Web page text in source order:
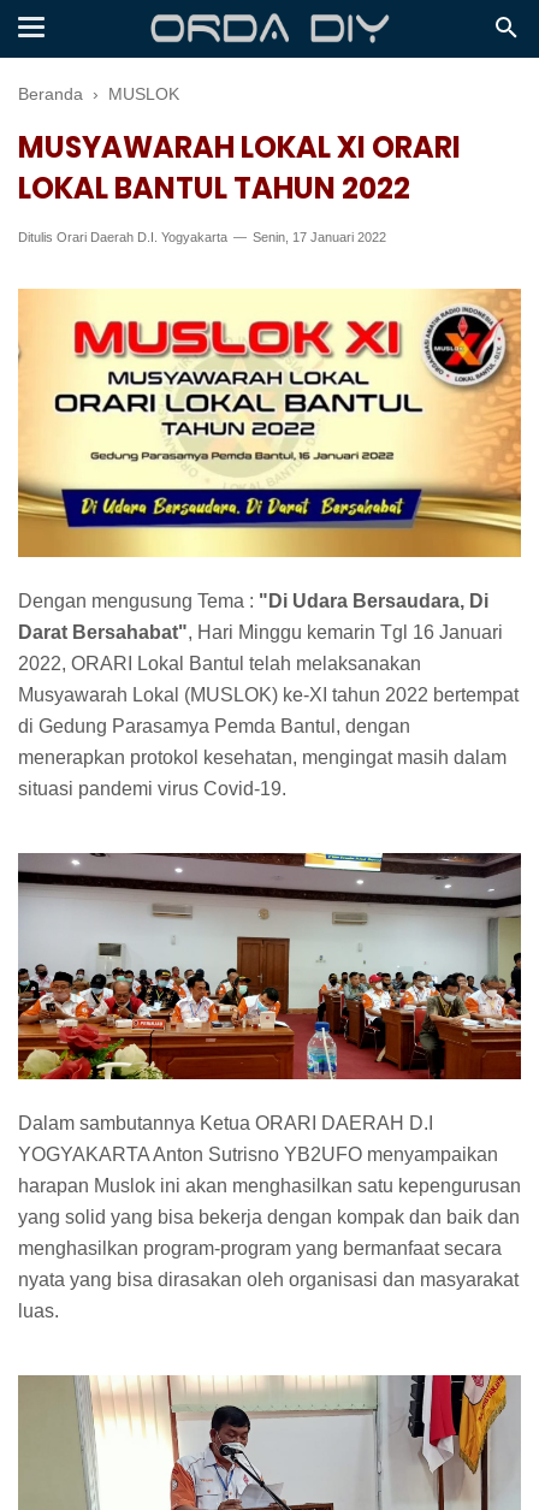
Beranda › MUSLOK
MUSYAWARAH LOKAL XI ORARI
LOKAL BANTUL TAHUN 2022
Ditulis Orari Daerah D.I. Yogyakarta Senin, 17 Januari 2022
Dengan mengusung Tema : "Di Udara Bersaudara, Di
Darat Bersahabat", Hari Minggu kemarin Tgl 16 Januari
2022, ORARI Lokal Bantul telah melaksanakan
Musyawarah Lokal (MUSLOK) ke-XI tahun 2022 bertempat
di Gedung Parasamya Pemda Bantul, dengan
menerapkan protokol kesehatan, mengingat masih dalam
situasi pandemi virus Covid-19.
Dalam sambutannya Ketua ORARI DAERAH D.I
YOGYAKARTA Anton Sutrisno YB2UFO menyampaikan
harapan Muslok ini akan menghasilkan satu kepengurusan
yang solid yang bisa bekerja dengan kompak dan baik dan
menghasilkan program-program yang bermanfaat secara
nyata yang bisa dirasakan oleh organisasi dan masyarakat
luas.